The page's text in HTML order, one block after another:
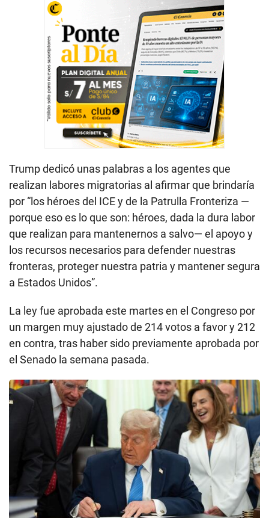
Trump dedicó unas palabras a los agentes que
realizan labores migratorias al afirmar que brindaría
por “los héroes del ICE y de la Patrulla Fronteriza —
porque eso es lo que son: héroes, dada la dura labor
que realizan para mantenernos a salvo— el apoyo y
los recursos necesarios para defender nuestras
fronteras, proteger nuestra patria y mantener segura
a Estados Unidos”.
La ley fue aprobada este martes en el Congreso por
un margen muy ajustado de 214 votos a favor y 212
en contra, tras haber sido previamente aprobada por
el Senado la semana pasada.